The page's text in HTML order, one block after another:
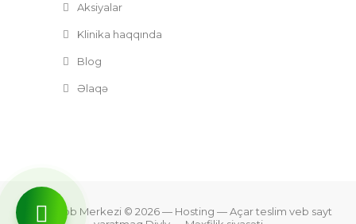
Aksiyalar
Klinika haqqında
Blog
Əlaqə
Zefer Tibb Merkezi © 2026— Hosting —Açar teslim veb sayt